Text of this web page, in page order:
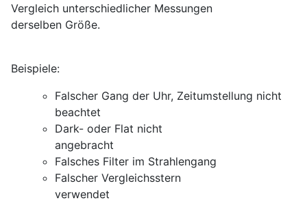
Vergleich unterschiedlicher Messungen
derselben Größe.
Beispiele:
Falscher Gang der Uhr, Zeitumstellung nicht
beachtet
Dark- oder Flat nicht
angebracht
Falsches Filter im Strahlengang
Falscher Vergleichsstern
verwendet